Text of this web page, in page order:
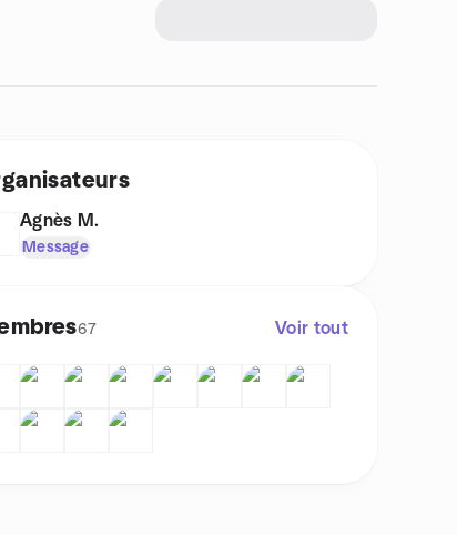
Agnès M.
Message
67 Voir tout